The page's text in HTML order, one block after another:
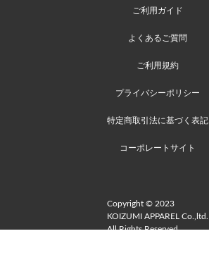
ご利用ガイド
よくあるご質問
ご利用規約
プライバシーポリシー
特定商取引法に基づく表記
コーポレートサイト
Copyright © 2023
KOIZUMI APPAREL Co.,ltd.
All Rights Reserved.